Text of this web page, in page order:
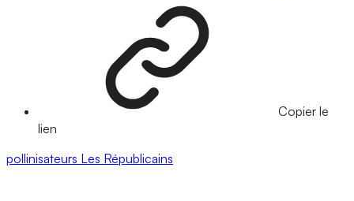
Copier le
lien
pollinisateurs Les Républicains